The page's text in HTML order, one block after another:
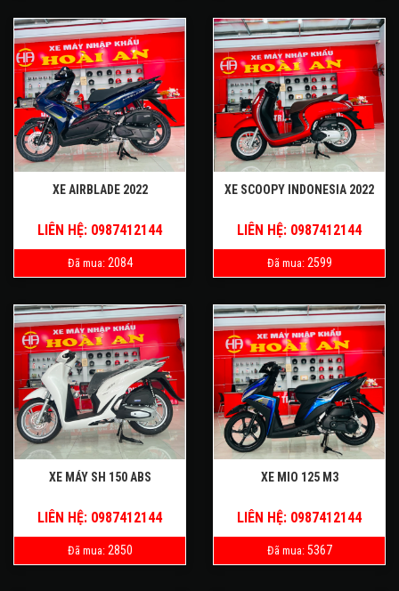
XE AIRBLADE 2022
LIÊN HỆ: 0987412144
Đã mua: 2084
XE SCOOPY INDONESIA 2022
LIÊN HỆ: 0987412144
Đã mua: 2599
XE MÁY SH 150 ABS
LIÊN HỆ: 0987412144
Đã mua: 2850
XE MIO 125 M3
LIÊN HỆ: 0987412144
Đã mua: 5367